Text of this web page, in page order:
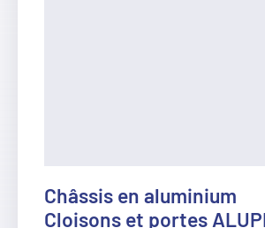
Châssis en aluminium
Cloisons et portes